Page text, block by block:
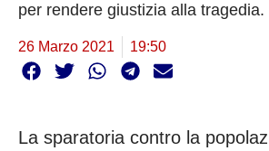
per rendere giustizia alla tragedia.
26 Marzo 2021 19:50
La sparatoria contro la